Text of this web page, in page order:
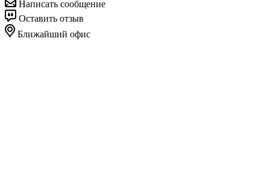
Написать сообщение
Оставить отзыв
Ближайший офис